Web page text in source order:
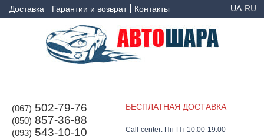
Доставка Гарантии и возврат Контакты UA RU
(067) 502-79-76
(050) 857-36-88
(093) 543-10-10
БЕСПЛАТНАЯ ДОСТАВКА
Call-center: Пн-Пт 10.00-19.00